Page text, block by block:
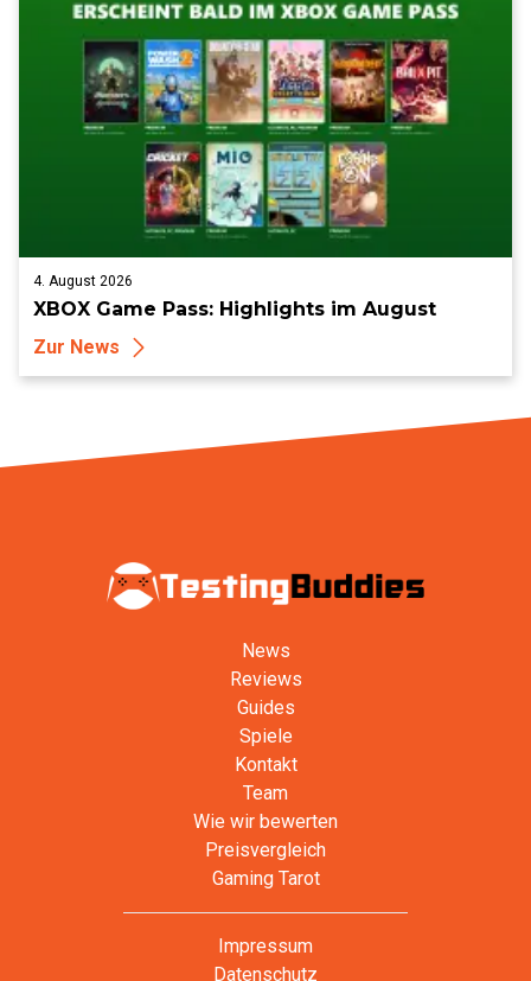
4. August 2026
XBOX Game Pass: Highlights im August
Zur News
News
Reviews
Guides
Spiele
Kontakt
Team
Wie wir bewerten
Preisvergleich
Gaming Tarot
Impressum
Datenschutz